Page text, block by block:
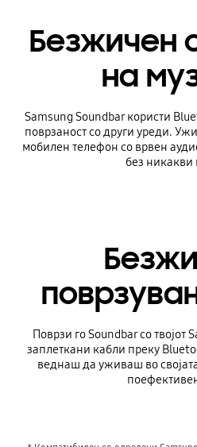
Безжичен
на
Samsung Soundbar користи
поврзаност со други уреди.
мобилен телефон со врвен
без никакви
Поврзи го Soundbar со твојот
заплеткани кабли преку
веднаш да уживаш во